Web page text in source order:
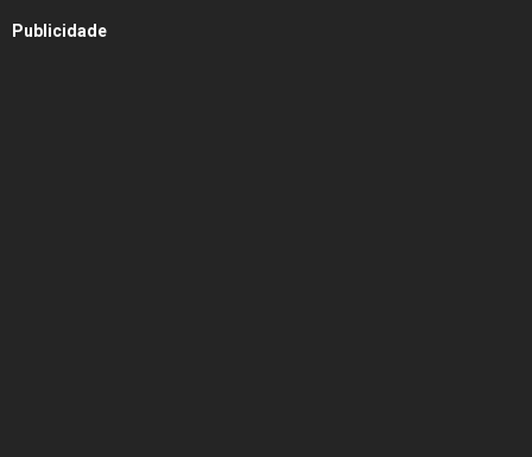
Publicidade